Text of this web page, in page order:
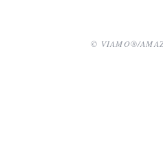
© VIAMO®/